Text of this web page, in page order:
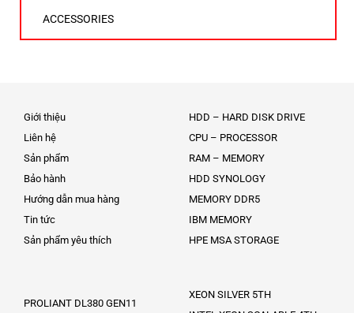
ACCESSORIES
Giới thiệu
Liên hệ
Sản phẩm
Bảo hành
Hướng dẫn mua hàng
Tin tức
Sản phẩm yêu thích
PROLIANT DL380 GEN11
HDD – HARD DISK DRIVE
CPU – PROCESSOR
RAM – MEMORY
HDD SYNOLOGY
MEMORY DDR5
IBM MEMORY
HPE MSA STORAGE
XEON SILVER 5TH